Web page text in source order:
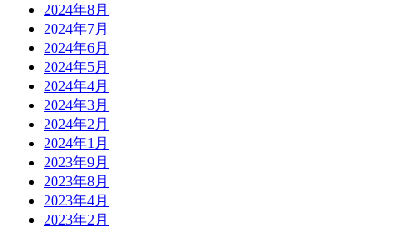
2024年8月
2024年7月
2024年6月
2024年5月
2024年4月
2024年3月
2024年2月
2024年1月
2023年9月
2023年8月
2023年4月
2023年2月